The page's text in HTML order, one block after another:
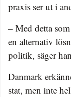
praxis ser ut i
– Med detta
en alternativ
politik, säger
Danmark
stat, men inte